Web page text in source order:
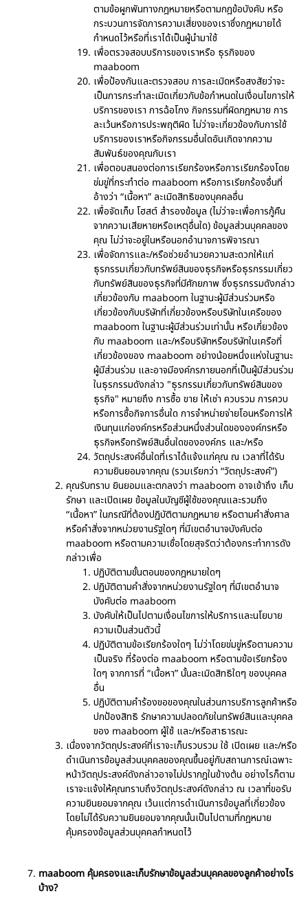
ตามข้อผูกพันทางกฎหมายหรือตามกฎข้อบังคับ หรือ
กระบวนการจัดการความเสี่ยงของเราซึ่งกฎหมายได้
กำหนดไว้หรือที่เราได้เป็นผู้นำมาใช้
เพื่อตรวจสอบบริการของเราหรือ ธุรกิจของ
maaboom
เพื่อป้องกันและตรวจสอบ การละเมิดหรือสงสัยว่าจะ
เป็นการกระทำละเมิดเกี่ยวกับข้อกำหนดในเงื่อนไขการให้
บริการของเรา การฉ้อโกง กิจกรรมที่ผิดกฎหมาย การ
ละเว้นหรือการประพฤติผิด ไม่ว่าจะเกี่ยวข้องกับการใช้
บริการของเราหรือกิจกรรมอื่นใดอันเกิดจากความ
สัมพันธ์ของคุณกับเรา
เพื่อตอบสนองต่อการเรียกร้องหรือการเรียกร้องโดย
ข่มขู่ที่กระทำต่อ maaboom หรือการเรียกร้องอื่นที่
อ้างว่า “เนื้อหา” ละเมิดสิทธิของบุคคลอื่น
เพื่อจัดเก็บ โฮสต์ สำรองข้อมูล (ไม่ว่าจะเพื่อการกู้คืน
จากความเสียหายหรือเหตุอื่นใด) ข้อมูลส่วนบุคคลของ
คุณ ไม่ว่าจะอยู่ในหรือนอกอำนาจการพิจารณา
เพื่อจัดการและ/หรือช่วยอำนวยความสะดวกให้แก่
ธุรกรรมเกี่ยวกับทรัพย์สินของธุรกิจหรือธุรกรรมเกี่ยว
กับทรัพย์สินของธุรกิจที่มีศักยภาพ ซึ่งธุรกรรมดังกล่าว
เกี่ยวข้องกับ maaboom ในฐานะผู้มีส่วนร่วมหรือ
เกี่ยวข้องกับบริษัทที่เกี่ยวข้องหรือบริษัทในเครือของ
maaboom ในฐานะผู้มีส่วนร่วมเท่านั้น หรือเกี่ยวข้อง
กับ maaboom และ/หรือบริษัทหรือบริษัทในเครือที่
เกี่ยวข้องของ maaboom อย่างน้อยหนึ่งแห่งในฐานะ
ผู้มีส่วนร่วม และอาจมีองค์กรภายนอกที่เป็นผู้มีส่วนร่วม
ในธุรกรรมดังกล่าว "ธุรกรรมเกี่ยวกับทรัพย์สินของ
ธุรกิจ" หมายถึง การซื้อ ขาย ให้เช่า ควบรวม การควบ
หรือการซื้อกิจการอื่นใด การจำหน่ายจ่ายโอนหรือการให้
เงินทุนแก่องค์กรหรือส่วนหนึ่งส่วนใดขององค์กรหรือ
ธุรกิจหรือทรัพย์สินอื่นใดขององค์กร และ/หรือ
วัตถุประสงค์อื่นใดที่เราได้แจ้งแก่คุณ ณ เวลาที่ได้รับ
ความยินยอมจากคุณ (รวมเรียกว่า “วัตถุประสงค์”)
คุณรับทราบ ยินยอมและตกลงว่า maaboom อาจเข้าถึง เก็บ
รักษา และเปิดเผย ข้อมูลในบัญชีผู้ใช้ของคุณและรวมถึง
“เนื้อหา” ในกรณีที่ต้องปฏิบัติตามกฎหมาย หรือตามคำสั่งศาล
หรือคำสั่งจากหน่วยงานรัฐใดๆ ที่มีเขตอำนาจบังคับต่อ
maaboom หรือตามความเชื่อโดยสุจริตว่าต้องกระทำการดัง
กล่าวเพื่อ
ปฏิบัติตามขั้นตอนของกฎหมายใดๆ
ปฏิบัติตามคำสั่งจากหน่วยงานรัฐใดๆ ที่มีเขตอำนาจ
บังคับต่อ maaboom
บังคับให้เป็นไปตามเงื่อนไขการให้บริการและนโยบาย
ความเป็นส่วนตัวนี้
ปฏิบัติตามข้อเรียกร้องใดๆ ไม่ว่าโดยข่มขู่หรือตามความ
เป็นจริง ที่ร้องต่อ maaboom หรือตามข้อเรียกร้อง
ใดๆ จากการที่ “เนื้อหา” นั้นละเมิดสิทธิใดๆ ของบุคคล
อื่น
ปฏิบัติตามคำร้องขอของคุณในส่วนการบริการลูกค้าหรือ
ปกป้องสิทธิ รักษาความปลอดภัยในทรัพย์สินและบุคคล
ของ maaboom ผู้ใช้ และ/หรือสาธารณะ
เนื่องจากวัตถุประสงค์ที่เราจะเก็บรวบรวม ใช้ เปิดเผย และ/หรือ
ดำเนินการข้อมูลส่วนบุคคลของคุณขึ้นอยู่กับสถานการณ์เฉพาะ
หน้าวัตถุประสงค์ดังกล่าวอาจไม่ปรากฎในข้างต้น อย่างไรก็ตาม
เราจะแจ้งให้คุณทราบถึงวัตถุประสงค์ดังกล่าว ณ เวลาที่ขอรับ
ความยินยอมจากคุณ เว้นแต่การดำเนินการข้อมูลที่เกี่ยวข้อง
โดยไม่ได้รับความยินยอมจากคุณนั้นเป็นไปตามที่กฎหมาย
คุ้มครองข้อมูลส่วนบุคคลกำหนดไว้
maaboom คุ้มครองและเก็บรักษาข้อมูลส่วนบุคคลของลูกค้าอย่างไร
บ้าง?